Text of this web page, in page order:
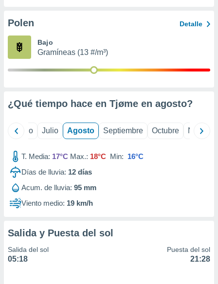
e
mediante
publicidad
publicidad
1199
Polen Detalle
Bajo
Gramíneas (13 #/m³)
¿Qué tiempo hace en Tjøme en agosto?
Junio Julio Agosto Septiembre Octubre
T. Media: 17°C Max.: 18°C Min: 16°C
Días de lluvia: 12 días
Acum. de lluvia: 95 mm
Viento medio: 19 km/h
Salida y Puesta del sol
Salida del sol
05:18
Puesta del sol
21:28